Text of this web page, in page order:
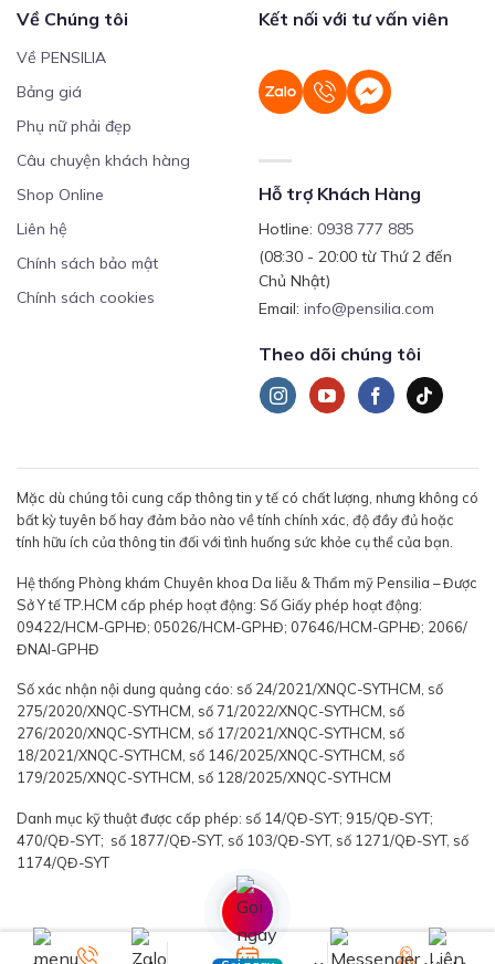
Về Chúng tôi
Về PENSILIA
Bảng giá
Phụ nữ phải đẹp
Câu chuyện khách hàng
Shop Online
Liên hệ
Chính sách bảo mật
Chính sách cookies
Kết nối với tư vấn viên
Hỗ trợ Khách Hàng
Hotline: 0938 777 885
(08:30 - 20:00 từ Thứ 2 đến
Chủ Nhật)
Email: info@pensilia.com
Theo dõi chúng tôi
Mặc dù chúng tôi cung cấp thông tin y tế có chất lượng, nhưng không có
bất kỳ tuyên bố hay đảm bảo nào về tính chính xác, độ đầy đủ hoặc
tính hữu ích của thông tin đối với tình huống sức khỏe cụ thể của bạn.
Hệ thống Phòng khám Chuyên khoa Da liễu & Thẩm mỹ Pensilia – Được
Sở Y tế TP.HCM cấp phép hoạt động: Số Giấy phép hoạt động:
09422/HCM-GPHĐ; 05026/HCM-GPHĐ; 07646/HCM-GPHĐ; 2066/
ĐNAI-GPHĐ
Số xác nhận nội dung quảng cáo: số 24/2021/XNQC-SYTHCM, số
275/2020/XNQC-SYTHCM, số 71/2022/XNQC-SYTHCM, số
276/2020/XNQC-SYTHCM, số 17/2021/XNQC-SYTHCM, số
18/2021/XNQC-SYTHCM, số 146/2025/XNQC-SYTHCM, số
179/2025/XNQC-SYTHCM, số 128/2025/XNQC-SYTHCM
Danh mục kỹ thuật được cấp phép: số 14/QĐ-SYT; 915/QĐ-SYT;
470/QĐ-SYT; số 1877/QĐ-SYT, số 103/QĐ-SYT, số 1271/QĐ-SYT, số
1174/QĐ-SYT